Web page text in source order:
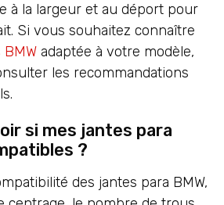
à la largeur et au déport pour
Si vous souhaitez connaître
adaptée à votre modèle,
les recommandations
si mes jantes para
?
des jantes para BMW,